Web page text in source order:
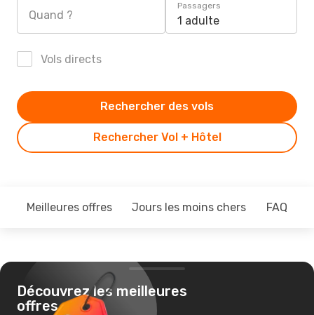
Quand ?
Passagers
1 adulte
Vols directs
Rechercher Vol + Hôtel
Rechercher des vols
Meilleures offres Jours les moins chers FAQ
Découvrez les meilleures
offres